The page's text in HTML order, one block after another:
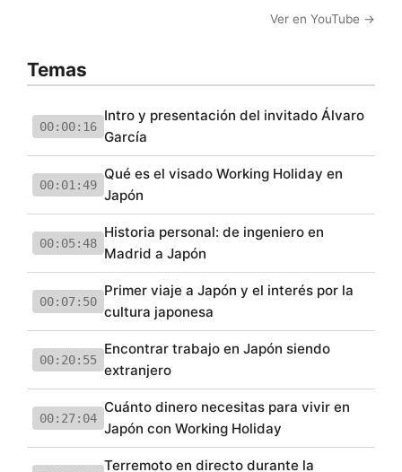
Ver en YouTube →
Temas
00:00:16
Intro y presentación del invitado Álvaro
García
00:01:49
Qué es el visado Working Holiday en
Japón
00:05:48
Historia personal: de ingeniero en
Madrid a Japón
00:07:50
Primer viaje a Japón y el interés por la
cultura japonesa
00:20:55
Encontrar trabajo en Japón siendo
extranjero
00:27:04
Cuánto dinero necesitas para vivir en
Japón con Working Holiday
Terremoto en directo durante la